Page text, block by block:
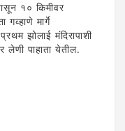
१० किमीवर
गव्हाणे मार्गे
झोलाई मंदिरापाशी
लेणी पाहाता येतील.